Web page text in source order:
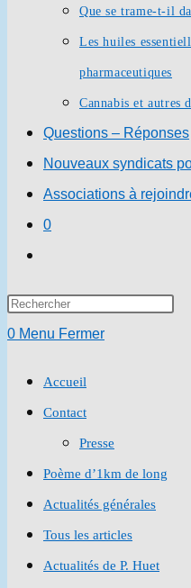
Que se trame-t-il
Les huiles
pharmaceutiques
Cannabis et autres
Questions – Réponses
Nouveaux syndicats
Associations à
0
search
0 Menu Fermer
Accueil
Contact
Presse
Poème d’1km de long
Actualités générales
Tous les articles
Actualités de P. Huet